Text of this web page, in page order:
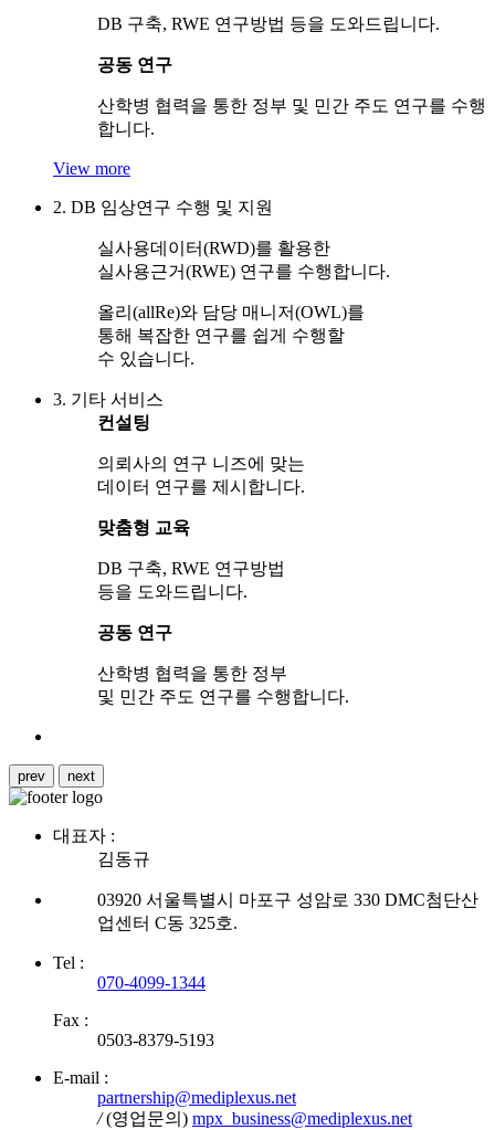
DB 구축, RWE 연구방법 등을 도와드립니다.
공동 연구
산학병 협력을 통한 정부 및 민간 주도 연구를 수행
합니다.
View more
2. DB 임상연구 수행 및 지원
실사용데이터(RWD)를 활용한
실사용근거(RWE) 연구를 수행합니다.
올리(allRe)와 담당 매니저(OWL)를
통해 복잡한 연구를 쉽게 수행할
수 있습니다.
3. 기타 서비스
컨설팅
의뢰사의 연구 니즈에 맞는
데이터 연구를 제시합니다.
맞춤형 교육
DB 구축, RWE 연구방법
등을 도와드립니다.
공동 연구
산학병 협력을 통한 정부
및 민간 주도 연구를 수행합니다.
prev next
대표자 :
김동규
03920 서울특별시 마포구 성암로 330 DMC첨단산
업센터 C동 325호.
Tel :
070-4099-1344
Fax :
0503-8379-5193
E-mail :
partnership@mediplexus.net
/(영업문의) mpx_business@mediplexus.net